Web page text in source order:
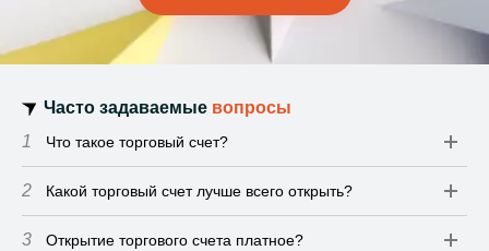
Часто задаваемые вопросы
1
Что такое торговый счет?
2 Какой торговый счет лучше всего открыть?
3 Открытие торгового счета платное?